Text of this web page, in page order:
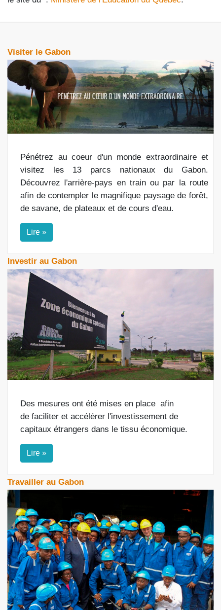
Visiter le Gabon
Pénétrez au coeur d'un monde extraordinaire et
visitez les 13 parcs nationaux du Gabon.
Découvrez l'arrière-pays en train ou par la route
afin de contempler le magnifique paysage de forêt,
de savane, de plateaux et de cours d'eau.
Lire »
Investir au Gabon
Des mesures ont été mises en place afin
de faciliter et accélérer l'investissement de
capitaux étrangers dans le tissu économique.
Lire »
Travailler au Gabon